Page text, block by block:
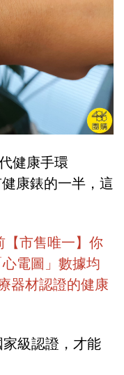
健康手環
康錶的一半，這
市售唯一】你
電圖」數據均
器材認證的健康
級認證，才能